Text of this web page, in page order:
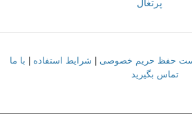
پرتغال
حفظ حریم خصوصی شرایط استفاده
با ما
تماس بگیرید